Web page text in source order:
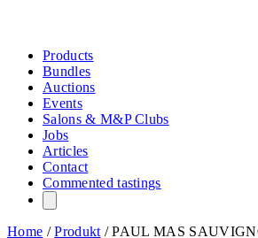
Products
Bundles
Auctions
Events
Salons & M&P Clubs
Jobs
Articles
Contact
Commented tastings
Home /Produkt /PAUL MAS